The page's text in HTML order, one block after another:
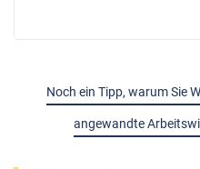
Noch ein Tipp, warum Sie
angewandte